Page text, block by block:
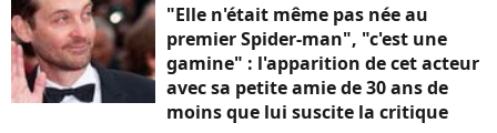
"Elle n'était même pas née au
premier Spider-man", "c'est une
gamine" : l'apparition de cet acteur
avec sa petite amie de 30 ans de
moins que lui suscite la critique